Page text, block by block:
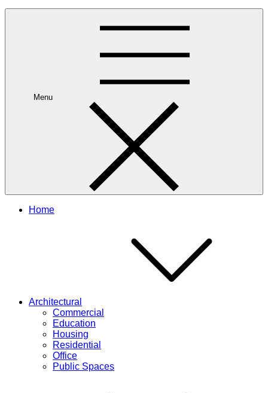
Menu
Home
Architectural
Commercial
Education
Housing
Residential
Office
Public Spaces